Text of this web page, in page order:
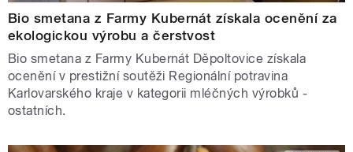
Bio smetana z Farmy Kubernát získala ocenění za
ekologickou výrobu a čerstvost
Bio smetana z Farmy Kubernát Děpoltovice získala
ocenění v prestižní soutěži Regionální potravina
Karlovarského kraje v kategorii mléčných výrobků -
ostatních.